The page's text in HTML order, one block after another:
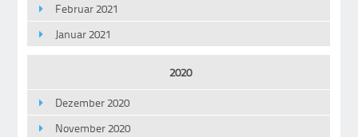
Februar 2021
Januar 2021
2020
Dezember 2020
November 2020